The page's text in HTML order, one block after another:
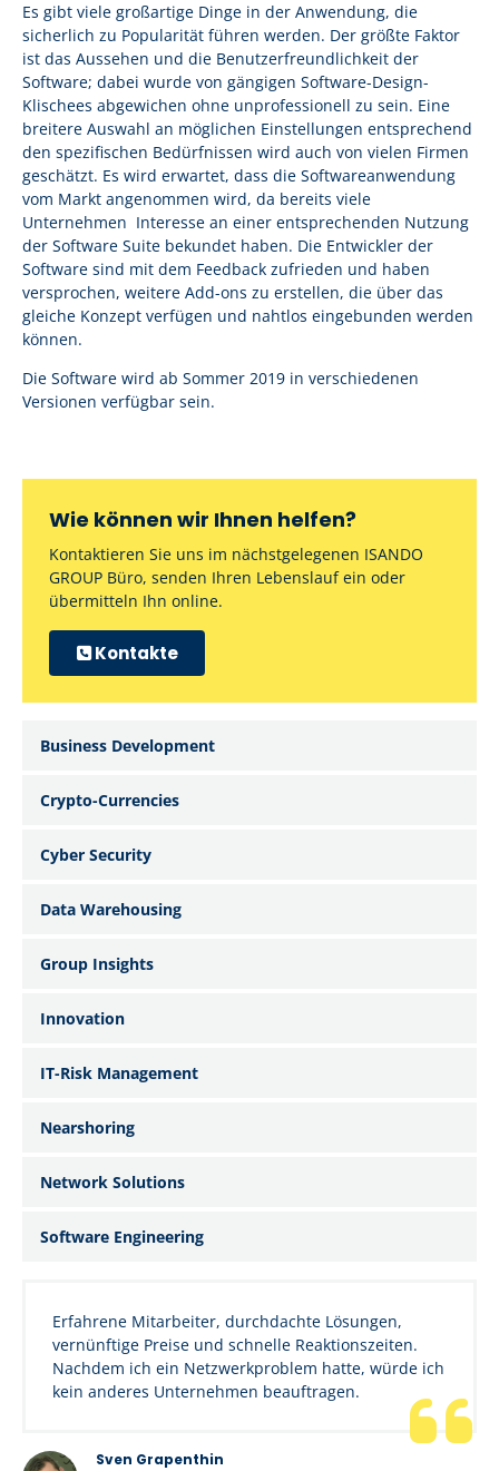
Es gibt viele großartige Dinge in der Anwendung, die
sicherlich zu Popularität führen werden. Der größte Faktor
ist das Aussehen und die Benutzerfreundlichkeit der
Software; dabei wurde von gängigen Software-Design-
Klischees abgewichen ohne unprofessionell zu sein. Eine
breitere Auswahl an möglichen Einstellungen entsprechend
den spezifischen Bedürfnissen wird auch von vielen Firmen
geschätzt. Es wird erwartet, dass die Softwareanwendung
vom Markt angenommen wird, da bereits viele
Unternehmen Interesse an einer entsprechenden Nutzung
der Software Suite bekundet haben. Die Entwickler der
Software sind mit dem Feedback zufrieden und haben
versprochen, weitere Add-ons zu erstellen, die über das
gleiche Konzept verfügen und nahtlos eingebunden werden
können.
Die Software wird ab Sommer 2019 in verschiedenen
Versionen verfügbar sein.
Wie können wir Ihnen helfen?
Kontaktieren Sie uns im nächstgelegenen ISANDO
GROUP Büro, senden Ihren Lebenslauf ein oder
übermitteln Ihn online.
Kontakte
Business Development
Crypto-Currencies
Cyber Security
Data Warehousing
Group Insights
Innovation
IT-Risk Management
Nearshoring
Network Solutions
Software Engineering
Erfahrene Mitarbeiter, durchdachte Lösungen,
vernünftige Preise und schnelle Reaktionszeiten.
Nachdem ich ein Netzwerkproblem hatte, würde ich
kein anderes Unternehmen beauftragen.
Sven Grapenthin